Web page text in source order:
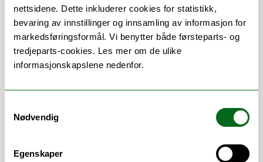
nettsidene. Dette inkluderer cookies for statistikk,
bevaring av innstillinger og innsamling av informasjon for
markedsføringsformål. Vi benytter både førsteparts- og
tredjeparts-cookies. Les mer om de ulike
informasjonskapslene nedenfor.
Nødvendig
Egenskaper
Stillingsbeskrivelse
Rådgiver
Seksjon for lønn og
reise
Lønnskjøring